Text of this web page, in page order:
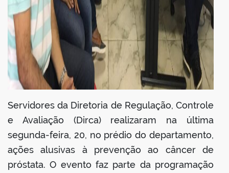
Servidores da Diretoria de Regulação, Controle
e Avaliação (Dirca) realizaram na última
segunda-feira, 20, no prédio do departamento,
ações alusivas à prevenção ao câncer de
próstata. O evento faz parte da programação